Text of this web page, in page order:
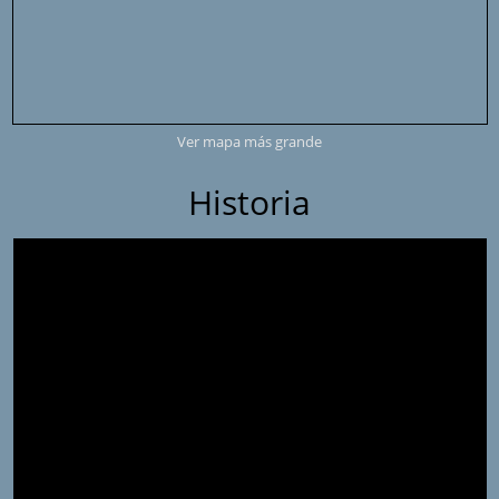
Ver mapa más grande
Historia